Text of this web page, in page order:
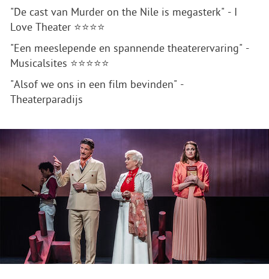
"De cast van Murder on the Nile is megasterk" - I
Love Theater ⭐⭐⭐⭐
"Een meeslepende en spannende theaterervaring" -
Musicalsites ⭐⭐⭐⭐⭐
"Alsof we ons in een film bevinden" -
Theaterparadijs